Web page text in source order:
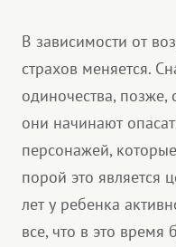
В зависимости от
страхов меняется.
одиночества,
они начинают
персонажей,
порой это является
лет у ребенка
все, что в это время